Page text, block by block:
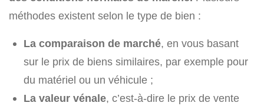
méthodes existent selon le type de bien :
La comparaison de marché, en vous basant
sur le prix de biens similaires, par exemple pour
du matériel ou un véhicule ;
La valeur vénale, c’est-à-dire le prix de vente